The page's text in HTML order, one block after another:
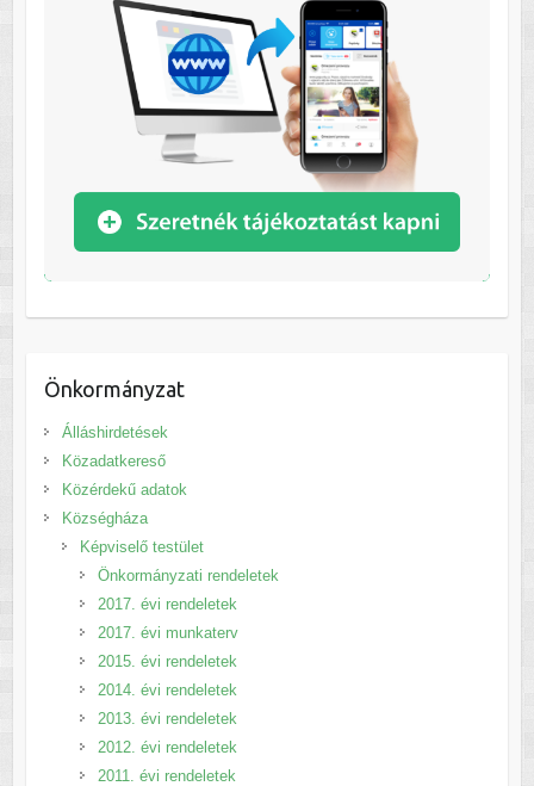
Önkormányzat
Álláshirdetések
Közadatkereső
Közérdekű adatok
Községháza
Képviselő testület
Önkormányzati rendeletek
2017. évi rendeletek
2017. évi munkaterv
2015. évi rendeletek
2014. évi rendeletek
2013. évi rendeletek
2012. évi rendeletek
2011. évi rendeletek